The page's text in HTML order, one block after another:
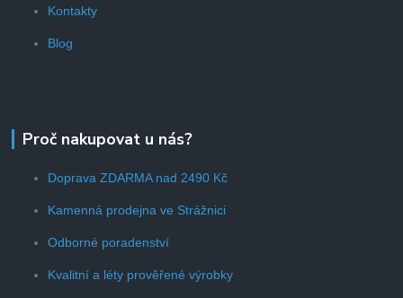
Kontakty
Blog
Proč nakupovat u nás?
Doprava ZDARMA nad 2490 Kč
Kamenná prodejna ve Strážnici
Odborné poradenství
Kvalitní a léty prověřené výrobky